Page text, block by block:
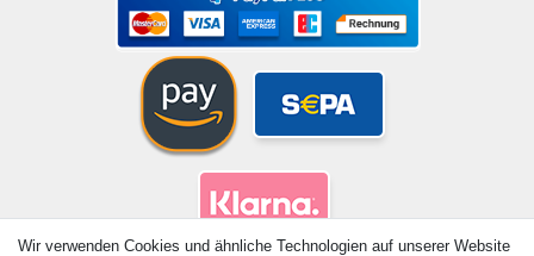
Wir verwenden Cookies und ähnliche Technologien auf unserer Website